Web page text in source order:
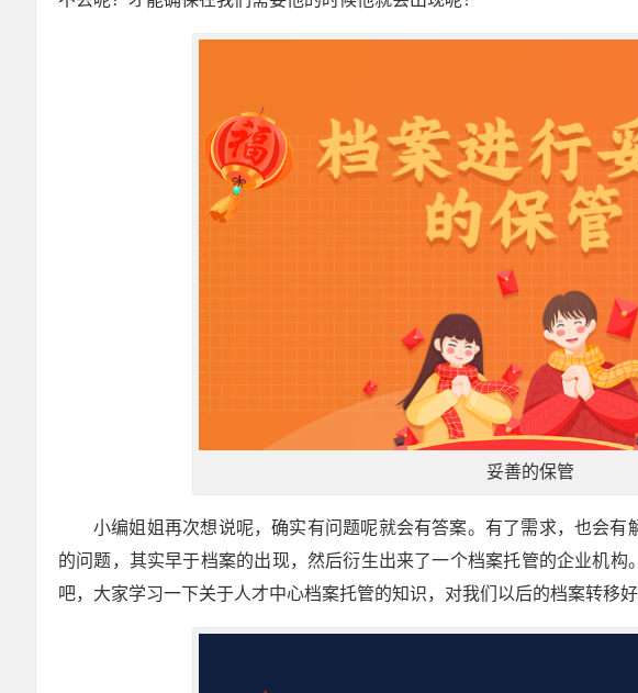
妥善的保管
小编姐姐再次想说呢，确实有问题呢就会有答案。有了需求，也会
的问题，其实早于档案的出现，然后衍生出来了一个档案托管的企业机
吧，大家学习一下关于人才中心档案托管的知识，对我们以后的档案转移好